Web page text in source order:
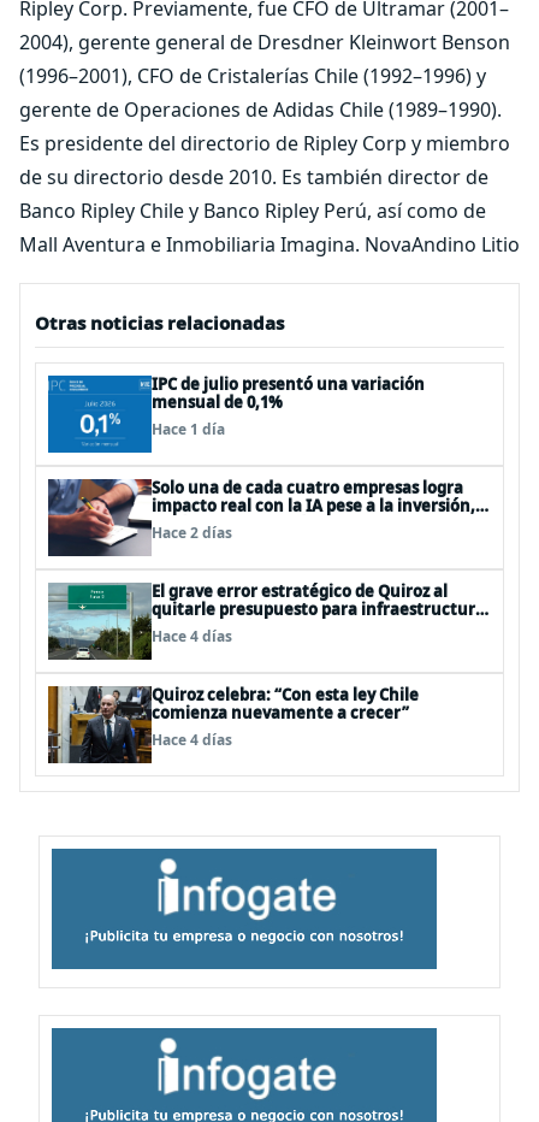
Ripley Corp. Previamente, fue CFO de Ultramar (2001–
2004), gerente general de Dresdner Kleinwort Benson
(1996–2001), CFO de Cristalerías Chile (1992–1996) y
gerente de Operaciones de Adidas Chile (1989–1990).
Es presidente del directorio de Ripley Corp y miembro
de su directorio desde 2010. Es también director de
Banco Ripley Chile y Banco Ripley Perú, así como de
Mall Aventura e Inmobiliaria Imagina. NovaAndino Litio
Otras noticias relacionadas
IPC de julio presentó una variación
mensual de 0,1%
Hace 1 día
Solo una de cada cuatro empresas logra
impacto real con la IA pese a la inversión,
según el Foro Económico Mundial
Hace 2 días
El grave error estratégico de Quiroz al
quitarle presupuesto para infraestructura
vial del Biobío
Hace 4 días
Quiroz celebra: “Con esta ley Chile
comienza nuevamente a crecer”
Hace 4 días